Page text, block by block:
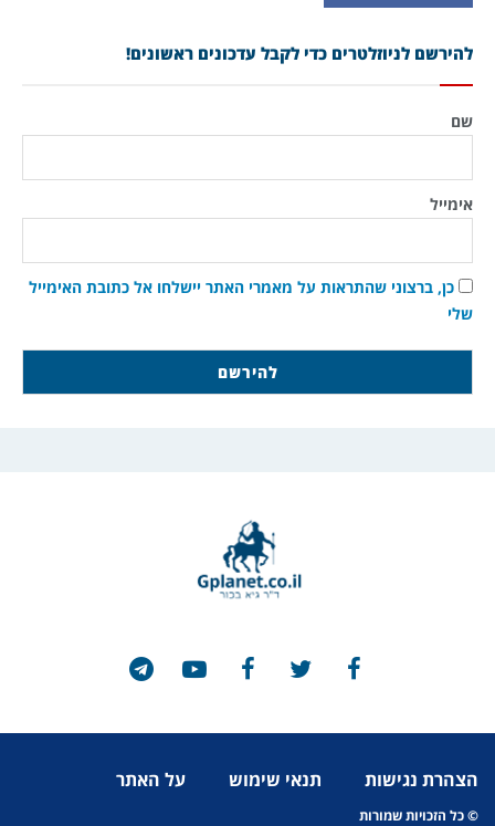
להירשם לניוזלטרים כדי לקבל עדכונים ראשונים!
שם
אימייל
כן, ברצוני שהתראות על מאמרי האתר יישלחו אל כתובת האימייל
שלי
הצהרת נגישות תנאי שימוש על האתר
© כל הזכויות שמורות